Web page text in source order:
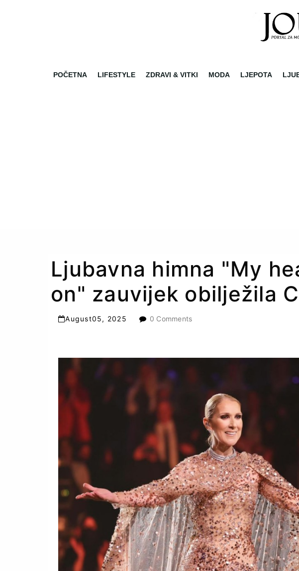
POČETNA LIFESTYLE ZDRAVI & VITKI MODA LJEPOTA
Ljubavna himna "My
on" zauvijek obilježila
August05, 2025 0 Comments